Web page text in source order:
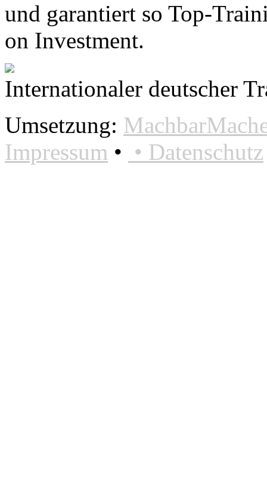
und garantiert so Top-
on Investment.
Internationaler deutscher
Umsetzung:
Impressum • • Datenschutz